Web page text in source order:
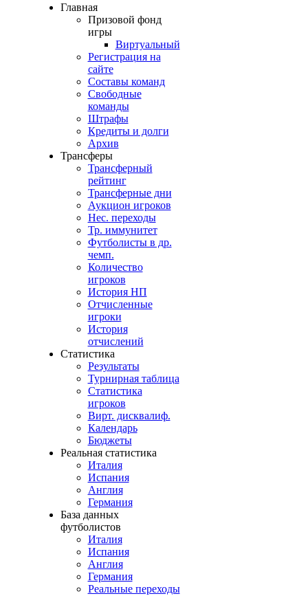
Главная
Призовой фонд
игры
Виртуальный
Регистрация на
сайте
Составы команд
Свободные
команды
Штрафы
Кредиты и долги
Архив
Трансферы
Трансферный
рейтинг
Трансферные дни
Аукцион игроков
Нес. переходы
Тр. иммунитет
Футболисты в др.
чемп.
Количество
игроков
История НП
Отчисленные
игроки
История
отчислений
Статистика
Результаты
Турнирная таблица
Статистика
игроков
Вирт. дисквалиф.
Календарь
Бюджеты
Реальная статистика
Италия
Испания
Англия
Германия
База данных
футболистов
Италия
Испания
Англия
Германия
Реальные переходы